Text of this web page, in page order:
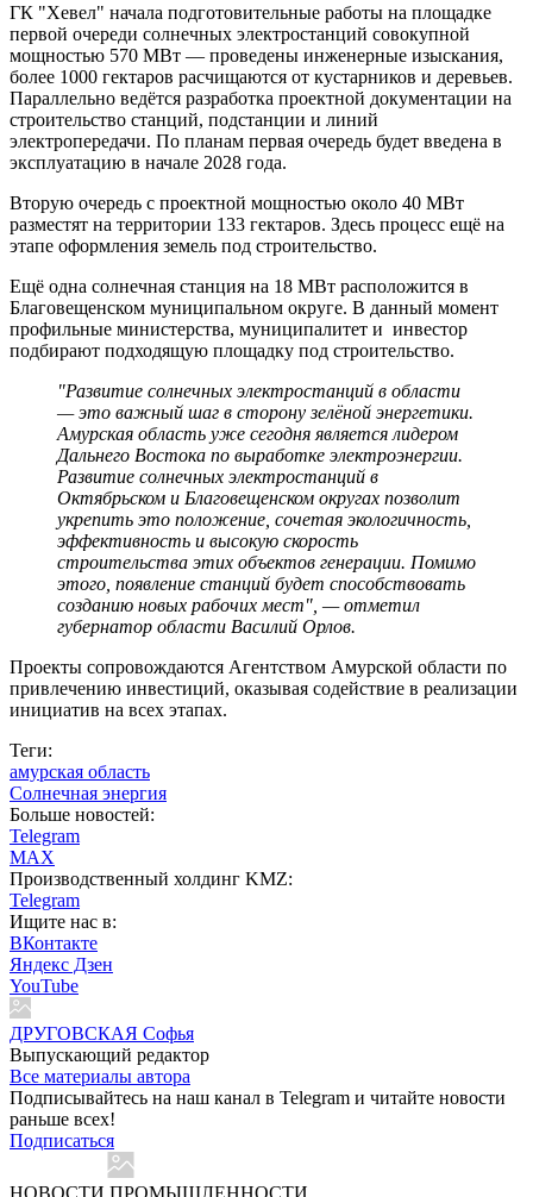
ГК "Хевел" начала подготовительные работы на площадке
первой очереди солнечных электростанций совокупной
мощностью 570 МВт — проведены инженерные изыскания,
более 1000 гектаров расчищаются от кустарников и деревьев.
Параллельно ведётся разработка проектной документации на
строительство станций, подстанции и линий
электропередачи. По планам первая очередь будет введена в
эксплуатацию в начале 2028 года.
Вторую очередь с проектной мощностью около 40 МВт
разместят на территории 133 гектаров. Здесь процесс ещё на
этапе оформления земель под строительство.
Ещё одна солнечная станция на 18 МВт расположится в
Благовещенском муниципальном округе. В данный момент
профильные министерства, муниципалитет и инвестор
подбирают подходящую площадку под строительство.
"Развитие солнечных электростанций в области
— это важный шаг в сторону зелёной энергетики.
Амурская область уже сегодня является лидером
Дальнего Востока по выработке электроэнергии.
Развитие солнечных электростанций в
Октябрьском и Благовещенском округах позволит
укрепить это положение, сочетая экологичность,
эффективность и высокую скорость
строительства этих объектов генерации. Помимо
этого, появление станций будет способствовать
созданию новых рабочих мест", — отметил
губернатор области Василий Орлов.
Проекты сопровождаются Агентством Амурской области по
привлечению инвестиций, оказывая содействие в реализации
инициатив на всех этапах.
Теги:
амурская область
Солнечная энергия
Больше новостей:
Telegram
MAX
Производственный холдинг KMZ:
Telegram
Ищите нас в:
ВКонтакте
Яндекс Дзен
YouTube
ДРУГОВСКАЯ Софья
Выпускающий редактор
Все материалы автора
Подписывайтесь на наш канал в Telegram и читайте новости
раньше всех!
Подписаться
НОВОСТИ ПРОМЫШЛЕННОСТИ